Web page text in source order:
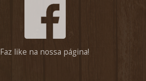
Faz like na nossa página!